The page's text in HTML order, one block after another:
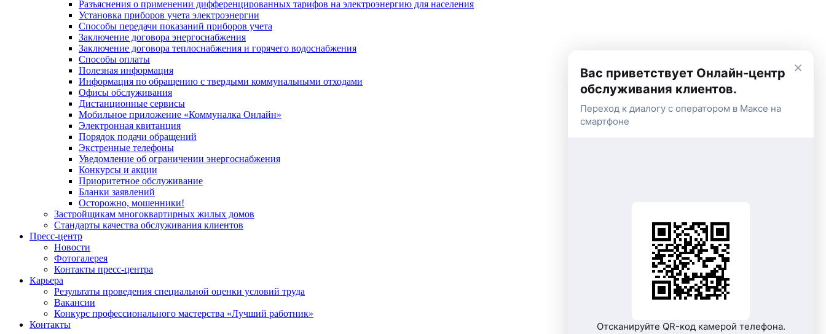
Разъяснения о применении дифференцированных тарифов на электроэнергию для населения
Установка приборов учета электроэнергии
Способы передачи показаний приборов учета
Заключение договора энергоснабжения
Заключение договора теплоснабжения и горячего водоснабжения
Способы оплаты
Полезная информация
Информация по обращению с твердыми коммунальными отходами
Офисы обслуживания
Дистанционные сервисы
Мобильное приложение «Коммуналка Онлайн»
Электронная квитанция
Порядок подачи обращений
Экстренные телефоны
Уведомление об ограничении энергоснабжения
Конкурсы и акции
Приоритетное обслуживание
Бланки заявлений
Осторожно, мошенники!
Застройщикам многоквартирных жилых домов
Стандарты качества обслуживания клиентов
Пресс-центр
Новости
Фотогалерея
Контакты пресс-центра
Карьера
Результаты проведения специальной оценки условий труда
Вакансии
Конкурс профессионального мастерства «Лучший работник»
Контакты
×
Вас приветствует Онлайн-центр
обслуживания клиентов.
Переход к диалогу с оператором в Максе на
смартфоне
Отсканируйте QR-код камерой телефона.